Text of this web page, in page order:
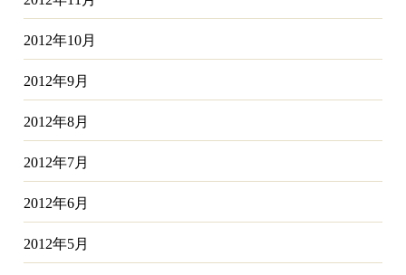
2012年10月
2012年9月
2012年8月
2012年7月
2012年6月
2012年5月